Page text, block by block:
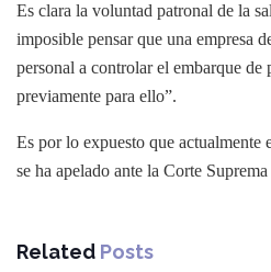
Es clara la voluntad patronal de la
imposible pensar que una empresa
personal a controlar el embarque de
previamente para ello”.
Es por lo expuesto que actualmente
se ha apelado ante la Corte
Related Posts